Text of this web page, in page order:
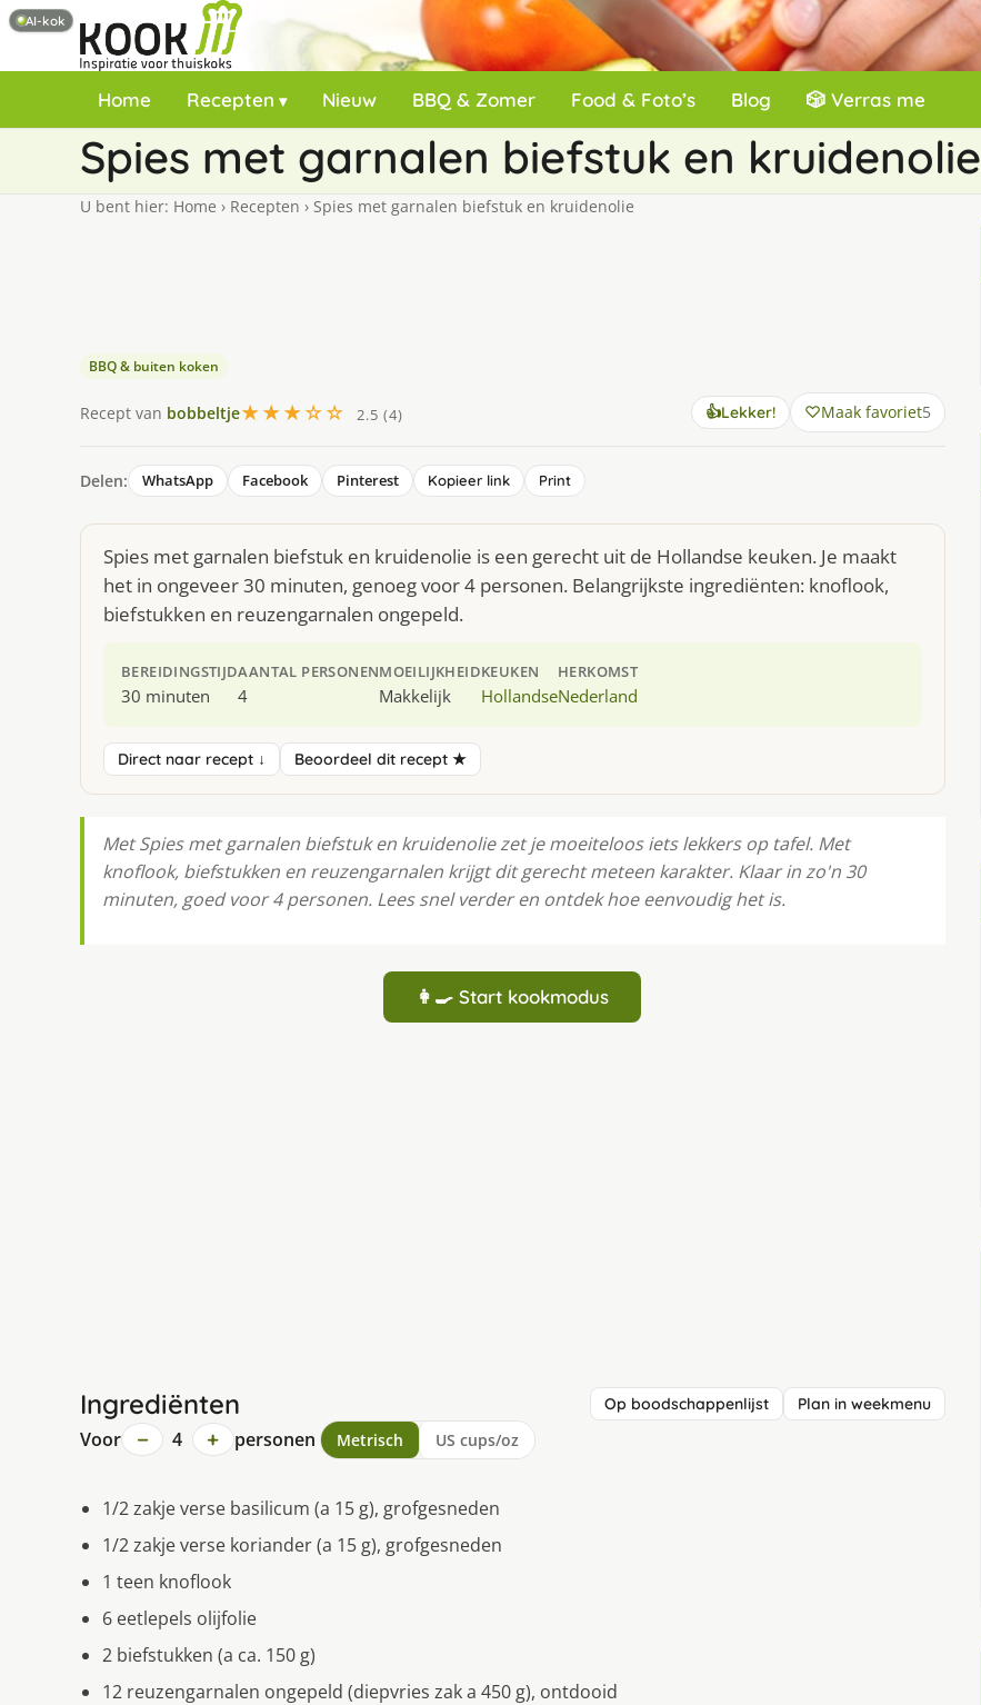
Home Recepten Nieuw BBQ & Zomer Food & Foto’s Blog 🎲 Verras me
Spies met garnalen biefstuk en kruidenolie
U bent hier: Home › Recepten › Spies met garnalen biefstuk en kruidenolie
BBQ & buiten koken
Recept van bobbeltje★★★☆☆ 2.5 (4) 👍Lekker! Maak favoriet5
Delen: WhatsApp Facebook Pinterest Kopieer link Print
Spies met garnalen biefstuk en kruidenolie is een gerecht uit de Hollandse keuken. Je maakt
het in ongeveer 30 minuten, genoeg voor 4 personen. Belangrijkste ingrediënten: knoflook,
biefstukken en reuzengarnalen ongepeld.
BEREIDINGSTIJD
30 minuten
AANTAL PERSONEN
4
MOEILIJKHEID
Makkelijk
KEUKEN
Hollandse
HERKOMST
Nederland
Direct naar recept ↓ Beoordeel dit recept ★
Met Spies met garnalen biefstuk en kruidenolie zet je moeiteloos iets lekkers op tafel. Met
knoflook, biefstukken en reuzengarnalen krijgt dit gerecht meteen karakter. Klaar in zo'n 30
minuten, goed voor 4 personen. Lees snel verder en ontdek hoe eenvoudig het is.
👩‍🍳 Start kookmodus
Ingrediënten Op boodschappenlijst Plan in weekmenu
Voor − 4 + personen Metrisch US cups/oz
1/2 zakje verse basilicum (a 15 g), grofgesneden
1/2 zakje verse koriander (a 15 g), grofgesneden
1 teen knoflook
6 eetlepels olijfolie
2 biefstukken (a ca. 150 g)
12 reuzengarnalen ongepeld (diepvries zak a 450 g), ontdooid
AI-kok